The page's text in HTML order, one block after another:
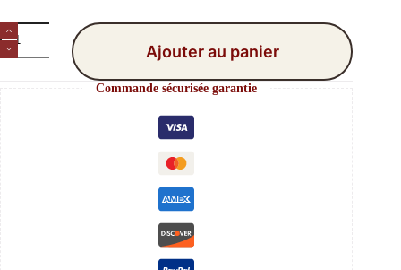
quantité
de
Perles
Ajouter au panier
Commande sécurisée garantie